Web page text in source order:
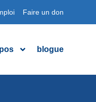
Faire un don
blogue